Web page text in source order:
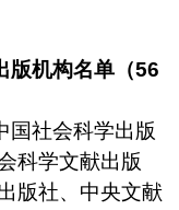
版机构名单（56
国社会科学出版
科学文献出版
版社、中央文献